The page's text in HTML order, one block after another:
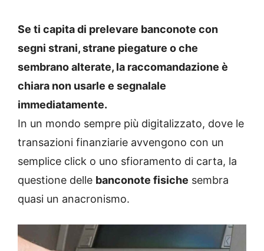
Se ti capita di prelevare banconote con
segni strani, strane piegature o che
sembrano alterate, la raccomandazione è
chiara non usarle e segnalale
immediatamente.
In un mondo sempre più digitalizzato, dove le
transazioni finanziarie avvengono con un
semplice click o uno sfioramento di carta, la
questione delle banconote fisiche sembra
quasi un anacronismo.